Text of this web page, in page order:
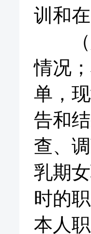
训和
（八
情况
单，
告和
查、
乳期
时的
本人